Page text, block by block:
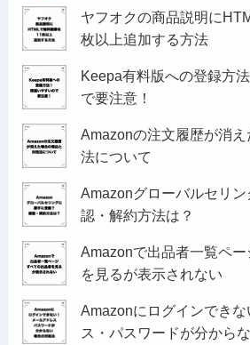
ヤフオクの商品説明に
枚以上追加する方法
Keepa有料版への登録方
で要注意！
Amazonの注文履歴が消
法について
Amazonグローバルセリ
認・解約方法は？
Amazonで出品者一覧ペ
を見るが表示されない
Amazonにログインでき
ス・パスワードが分から